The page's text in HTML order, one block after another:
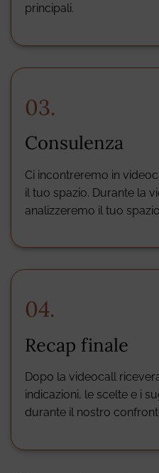
Una
individuale
pensata per
principali.
03.
Consulenza
Ci incontreremo in
il tuo spazio. Durante la
analizzeremo il tuo
04.
Recap finale
Dopo la videocall
indicazioni, le scelte e i
durante il nostro